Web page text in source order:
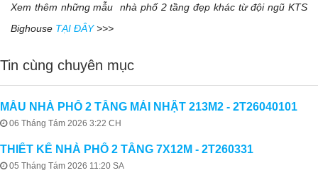
Xem thêm những mẫu nhà phố 2 tầng đẹp khác từ đội ngũ KTS
Bighouse TẠI ĐÂY>>>
Tin cùng chuyên mục
MẪU NHÀ PHỐ 2 TẦNG MÁI NHẬT 213M2 - 2T26040101
06 Tháng Tám 2026 3:22 CH
THIẾT KẾ NHÀ PHỐ 2 TẦNG 7X12M - 2T260331
05 Tháng Tám 2026 11:20 SA